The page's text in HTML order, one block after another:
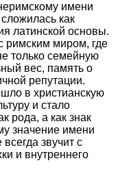
имени
как
латинской основы.
римским миром, где
только семейную
вес, память о
репутации.
в христианскую
и стало
рода, а как знак
значение имени
звучит с
и внутреннего